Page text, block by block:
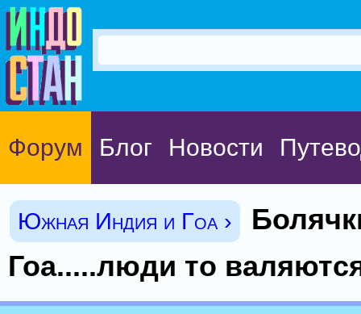
Форум Блог Новости
Южная Индия и Гоа ›
Гоа.....люди то